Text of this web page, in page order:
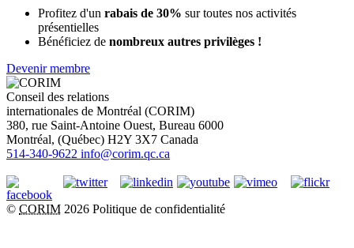
Profitez d'un rabais de 30% sur toutes nos activités
présentielles
Bénéficiez de nombreux autres privilèges !
Devenir membre
Conseil des relations
internationales de Montréal (CORIM)
380, rue Saint-Antoine Ouest, Bureau 6000
Montréal, (Québec) H2Y 3X7 Canada
514-340-9622 info@corim.qc.ca
© CORIM 2026 Politique de confidentialité